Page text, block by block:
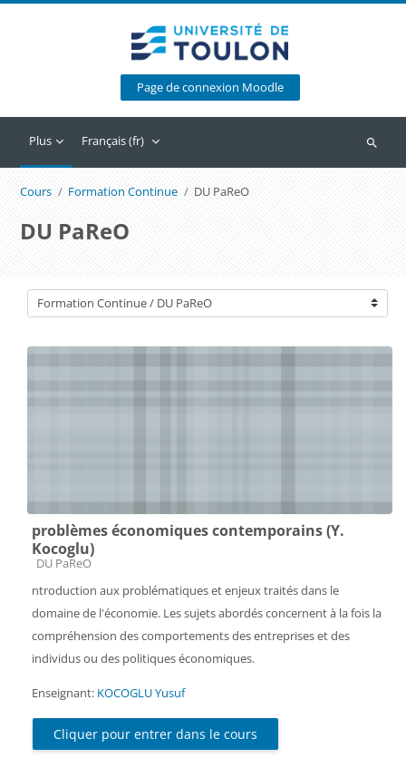
Page de connexion Moodle
Plus Français ‎(fr)‎
Cours Formation Continue DU PaReO
DU PaReO
Catégories de cours
problèmes économiques contemporains (Y.
Kocoglu)
Catégorie de cours
DU PaReO
ntroduction aux problématiques et enjeux traités dans le
domaine de l'économie. Les sujets abordés concernent à la fois la
compréhension des comportements des entreprises et des
individus ou des politiques économiques.
Enseignant: KOCOGLU Yusuf
Cliquer pour entrer dans le cours